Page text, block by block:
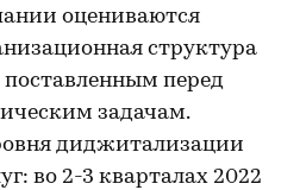
оцениваются
структура
поставленным перед
задачам.
диджитализации
во 2-3 кварталах 2022